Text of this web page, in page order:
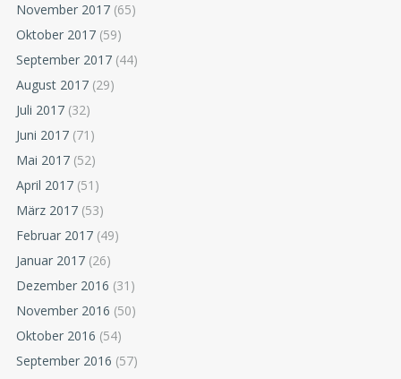
November 2017 (65)
Oktober 2017 (59)
September 2017 (44)
August 2017 (29)
Juli 2017 (32)
Juni 2017 (71)
Mai 2017 (52)
April 2017 (51)
März 2017 (53)
Februar 2017 (49)
Januar 2017 (26)
Dezember 2016 (31)
November 2016 (50)
Oktober 2016 (54)
September 2016 (57)